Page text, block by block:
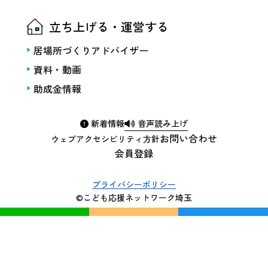
新着情報 音声読み上げ
会員登録
お問い合わせ
ウェブアクセシビリティ方針
立ち上げる・運営する
居場所づくりアドバイザー
資料・動画
助成金情報
プライバシーポリシー
©こども応援ネットワーク埼玉